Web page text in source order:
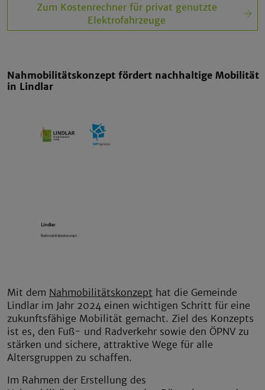
Zum Kostenrechner für privat genutzte
Elektrofahrzeuge
Nahmobilitätskonzept fördert nachhaltige Mobilität
in Lindlar
Mit dem Nahmobilitätskonzept hat die Gemeinde
Lindlar im Jahr 2024 einen wichtigen Schritt für eine
zukunftsfähige Mobilität gemacht. Ziel des Konzepts
ist es, den Fuß- und Radverkehr sowie den ÖPNV zu
stärken und sichere, attraktive Wege für alle
Altersgruppen zu schaffen.
Im Rahmen der Erstellung des